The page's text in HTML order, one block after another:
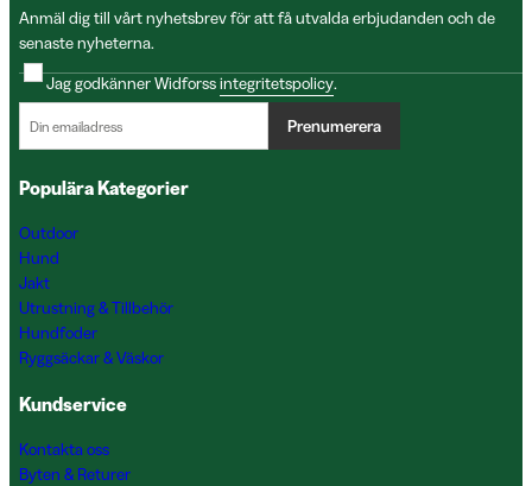
Anmäl dig till vårt nyhetsbrev för att få utvalda erbjudanden och de
senaste nyheterna.
Jag godkänner Widforssintegritetspolicy.
Prenumerera
Populära Kategorier
Outdoor
Hund
Jakt
Utrustning & Tillbehör
Hundfoder
Ryggsäckar & Väskor
Kundservice
Kontakta oss
Byten & Returer